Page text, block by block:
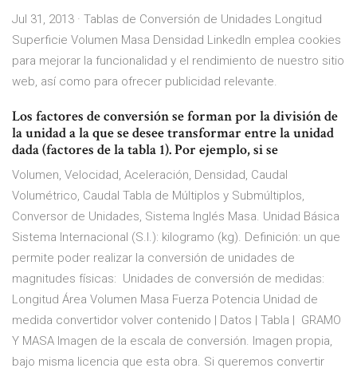
Jul 31, 2013 · Tablas de Conversión de Unidades Longitud
Superficie Volumen Masa Densidad LinkedIn emplea cookies
para mejorar la funcionalidad y el rendimiento de nuestro sitio
web, así como para ofrecer publicidad relevante.
Los factores de conversión se forman por la división de
la unidad a la que se desee transformar entre la unidad
dada (factores de la tabla 1). Por ejemplo, si se
Volumen, Velocidad, Aceleración, Densidad, Caudal
Volumétrico, Caudal Tabla de Múltiplos y Submúltiplos,
Conversor de Unidades, Sistema Inglés Masa. Unidad Básica
Sistema Internacional (S.I.): kilogramo (kg). Definición: un que
permite poder realizar la conversión de unidades de
magnitudes físicas: Unidades de conversión de medidas:
Longitud Área Volumen Masa Fuerza Potencia Unidad de
medida convertidor volver contenido | Datos | Tabla | GRAMO
Y MASA Imagen de la escala de conversión. Imagen propia,
bajo misma licencia que esta obra. Si queremos convertir